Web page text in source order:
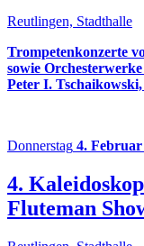
Reutlingen, Stadthalle
Trompetenkonzerte
sowie
Peter I.
Donnerstag 4. Februar
4.
Fluteman